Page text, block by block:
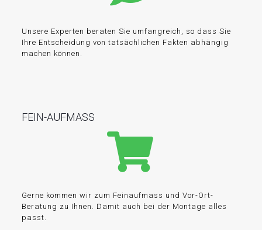
Unsere Experten beraten Sie umfangreich, so dass Sie
Ihre Entscheidung von tatsächlichen Fakten abhängig
machen können.
FEIN-AUFMASS
Gerne kommen wir zum Feinaufmass und Vor-Ort-
Beratung zu Ihnen. Damit auch bei der Montage alles
passt.